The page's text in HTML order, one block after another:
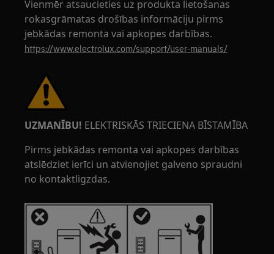
Vienmēr atsaucieties uz produkta lietošanas
rokasgrāmatas drošības informāciju pirms
jebkādas remonta vai apkopes darbības.
https://www.electrolux.com/support/user-manuals/
UZMANĪBU! ELEKTRISKĀS TRIECIENA BĪSTAMĪBA
Pirms jebkādas remonta vai apkopes darbības
atslēdziet ierīci un atvienojiet galveno spraudni
no kontaktligzdas.